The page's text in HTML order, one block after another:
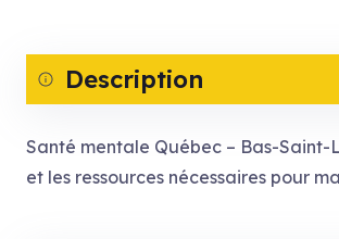
Description
Santé mentale Québec – Bas-
et les ressources nécessaires pour